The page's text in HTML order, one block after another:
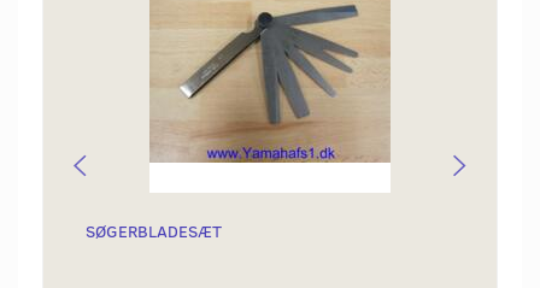
SØGERBLADESÆT